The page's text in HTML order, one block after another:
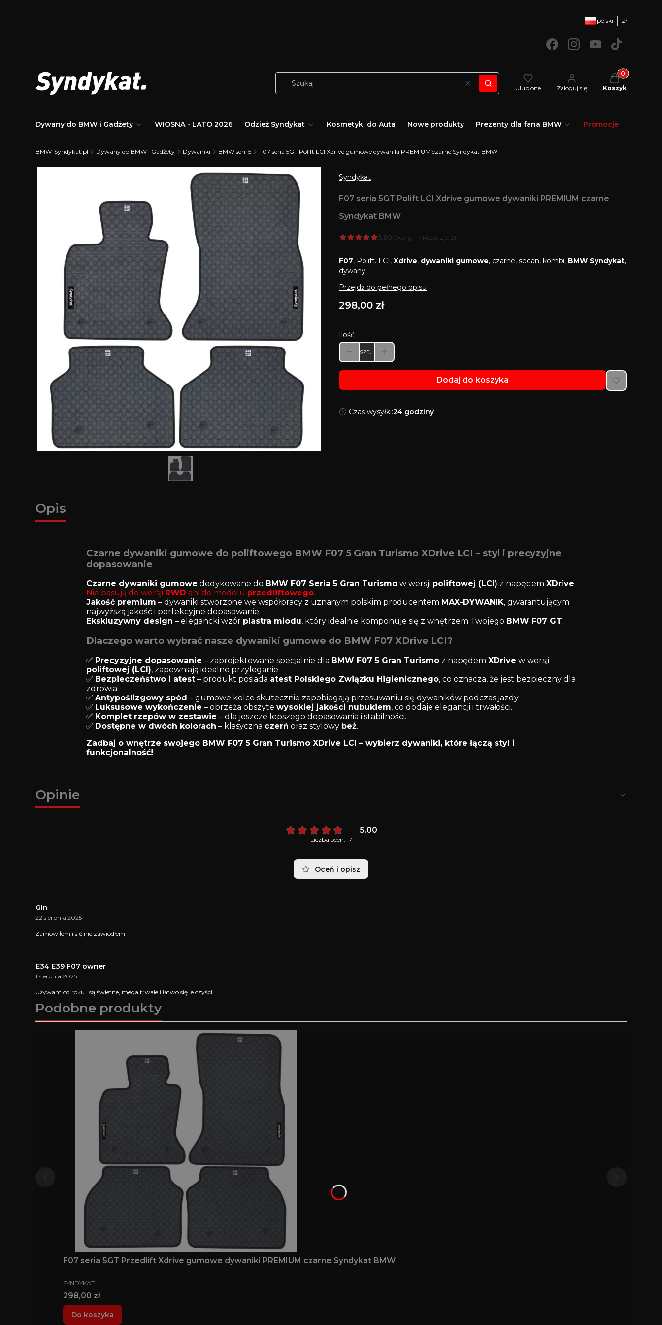
polski zł
WyczyśćSzukaj Ulubione Zaloguj się
Produkty w
Koszyk
Dywany do BMW i Gadżety WIOSNA - LATO 2026 Odzież Syndykat Kosmetyki do Auta Nowe produkty Prezenty dla fana BMW Promocje
BMW-Syndykat.pl Dywany do BMW i Gadżety Dywaniki BMW serii 5 F07 seria 5GT Polift LCI Xdrive gumowe dywaniki PREMIUM czarne Syndykat BMW
Syndykat
F07 seria 5GT Polift LCI Xdrive gumowe dywaniki PREMIUM czarne
Syndykat BMW
5.00(Oceny: 17 Recenzje: 2)
F07, Polift. LCI, Xdrive, dywaniki gumowe, czarne, sedan, kombi, BMW Syndykat,
dywany
Przejdź do pełnego opisu
Cena
298,00 zł
Ilość
szt.
Dodaj do koszyka
Czas wysyłki:24 godziny
Opis
Czarne dywaniki gumowe do poliftowego BMW F07 5 Gran Turismo XDrive LCI – styl i precyzyjne
dopasowanie
Czarne dywaniki gumowe dedykowane do BMW F07 Seria 5 Gran Turismow wersji poliftowej (LCI) z napędem XDrive.
Nie pasują do wersji RWD ani do modelu przedliftowego.
Jakość premium – dywaniki stworzone we współpracy z uznanym polskim producentem MAX-DYWANIK, gwarantującym
najwyższą jakość i perfekcyjne dopasowanie.
Ekskluzywny design – elegancki wzór plastra miodu, który idealnie komponuje się z wnętrzem Twojego BMW F07 GT.
Dlaczego warto wybrać nasze dywaniki gumowe do BMW F07 XDrive LCI?
✅ Precyzyjne dopasowanie – zaprojektowane specjalnie dla BMW F07 5 Gran Turismoz napędem XDrive w wersji
poliftowej (LCI), zapewniają idealne przyleganie.
✅ Bezpieczeństwo i atest– produkt posiada atest Polskiego Związku Higienicznego, co oznacza, że jest bezpieczny dla
zdrowia.
✅ Antypoślizgowy spód – gumowe kolce skutecznie zapobiegają przesuwaniu się dywaników podczas jazdy.
✅ Luksusowe wykończenie – obrzeża obszyte wysokiej jakości nubukiem, co dodaje elegancji i trwałości.
✅ Komplet rzepów w zestawie – dla jeszcze lepszego dopasowania i stabilności.
✅ Dostępne w dwóch kolorach – klasyczna czerń oraz stylowy beż.
Zadbaj o wnętrze swojego BMW F07 5 Gran Turismo XDrive LCI – wybierz dywaniki, które łączą styl i
funkcjonalność!
Opinie
5.00
Liczba ocen: 17
Oceń i opisz
Gin
22 sierpnia 2025
Zamówiłem i się nie zawiodłem
E34 E39 F07 owner
1 sierpnia 2025
Używam od roku i są świetne, mega trwałe i łatwo się je czyści
Podobne produkty
F07 seria 5GT Przedlift Xdrive gumowe dywaniki PREMIUM czarne Syndykat BMW
PRODUCENT
SYNDYKAT
Cena
298,00 zł
Do koszyka